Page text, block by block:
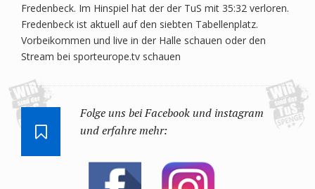
Fredenbeck. Im Hinspiel hat der der TuS mit 35:32 verloren.
Fredenbeck ist aktuell auf den siebten Tabellenplatz.
Vorbeikommen und live in der Halle schauen oder den
Stream bei sporteurope.tv schauen
Folge uns bei Facebook und instagram
und erfahre mehr: